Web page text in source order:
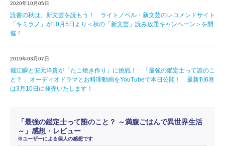
2020年10月05日
読書の秋は、新文芸を読もう！ ライトノベル・新文芸のレコメンドサイト
「キミラノ」が10月5日より＜秋の「新文芸」読み放題キャンペーン＞を開
催！
2019年03月07日
堀江瞬と安元洋貴が「たこ焼き作り」に挑戦！ 「最強の鑑定士って誰のこ
と？ 」オーディオドラマとお料理動画をYouTubeで本日公開！ 最新刊6巻
は3月10日に発売いたします！
「最強の鑑定士って誰のこと？ ～満腹ごはんで異世界生活
～」感想・レビュー
※ユーザーによる個人の感想です